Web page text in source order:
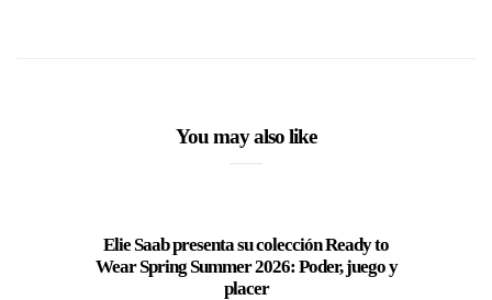
You may also like
Elie Saab presenta su colección Ready to
Wear Spring Summer 2026: Poder, juego y
placer